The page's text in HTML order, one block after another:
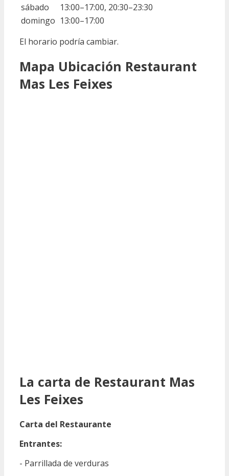
sábado
13:00–17:00, 20:30–23:30
domingo 13:00–17:00
El horario podría cambiar.
Mapa Ubicación Restaurant
Mas Les Feixes
La carta de Restaurant Mas
Les Feixes
Carta del Restaurante
Entrantes:
- Parrillada de verduras